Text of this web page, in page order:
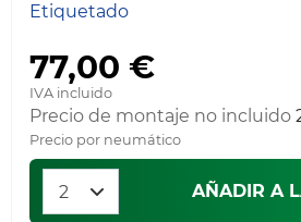
Etiquetado
77,00 €
IVA incluido
Precio de montaje no incluido
Precio por neumático
AÑADIR A